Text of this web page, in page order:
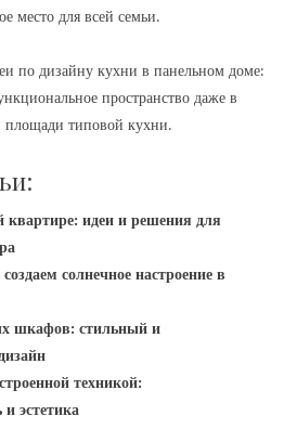
место для всей семьи.
по дизайну кухни в панельном доме:
пространство даже в
площади типовой кухни.
квартире: идеи и решения для
солнечное настроение в
шкафов: стильный и
техникой:
эстетика